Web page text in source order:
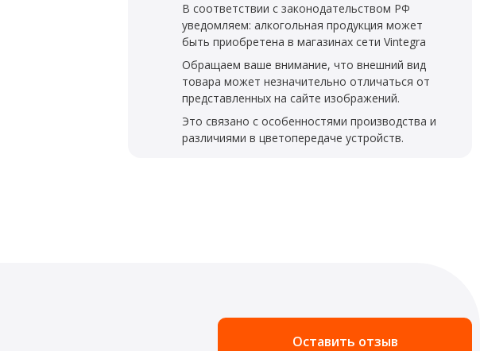
В соответствии с законодательством РФ
уведомляем: алкогольная продукция может
быть приобретена в магазинах сети Vintegra
Обращаем ваше внимание, что внешний вид
товара может незначительно отличаться от
представленных на сайте изображений.
Это связано с особенностями производства и
различиями в цветопередаче устройств.
Оставить отзыв